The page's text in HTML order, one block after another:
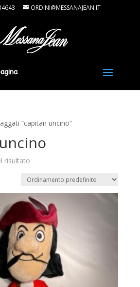
ORDINI@MESSANAJEAN.IT
“capitan uncino”
risultato